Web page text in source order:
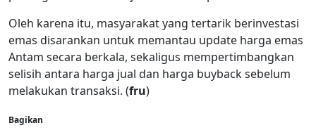
Oleh karena itu, masyarakat yang tertarik berinvestasi
emas disarankan untuk memantau update harga emas
Antam secara berkala, sekaligus mempertimbangkan
selisih antara harga jual dan harga buyback sebelum
melakukan transaksi. (fru)
Bagikan